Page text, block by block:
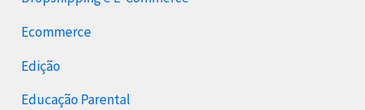
Ecommerce
Edição
Educação Parental